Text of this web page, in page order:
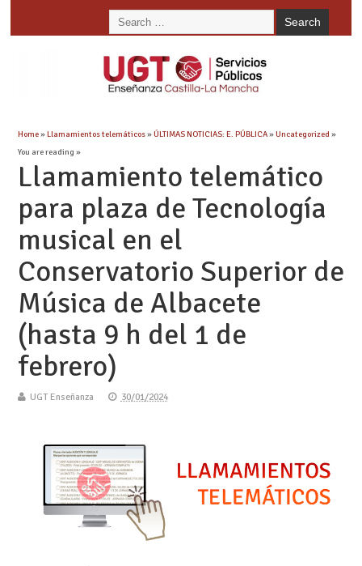
Home»Llamamientos telemáticos»ÚLTIMAS NOTICIAS: E. PÚBLICA»Uncategorized »
You are reading »
Llamamiento telemático
para plaza de Tecnología
musical en el
Conservatorio Superior de
Música de Albacete
(hasta 9 h del 1 de
febrero)
UGT Enseñanza 30/01/2024